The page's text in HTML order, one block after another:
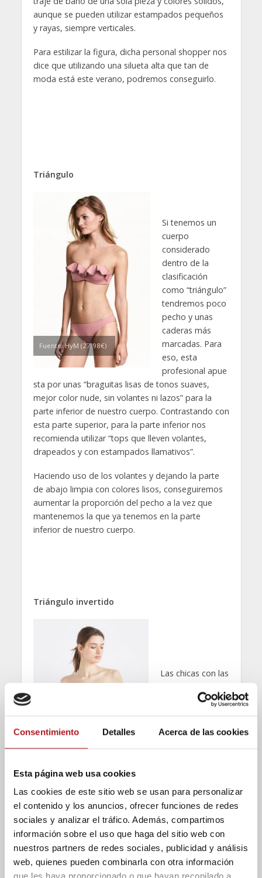
Consentimiento Detalles Acerca de las cookies
Esta página web usa cookies
Las cookies de este sitio web se usan para personalizar
el contenido y los anuncios, ofrecer funciones de redes
sociales y analizar el tráfico. Además, compartimos
información sobre el uso que haga del sitio web con
nuestros partners de redes sociales, publicidad y análisis
web, quienes pueden combinarla con otra información
aunque se pueden utilizar estampados pequeños
y rayas, siempre verticales.
Para estilizar la figura, dicha personal shopper nos
dice que utilizando una silueta alta que tan de
moda está este verano, podremos conseguirlo.
Triángulo
Fuente: HyM (27.98€)
Si tenemos un
cuerpo
considerado
dentro de la
clasificación
como “triángulo”
tendremos poco
pecho y unas
caderas más
marcadas. Para
eso, esta
profesional apue
sta por unas “braguitas lisas de tonos suaves,
mejor color nude, sin volantes ni lazos” para la
parte inferior de nuestro cuerpo. Contrastando con
esta parte superior, para la parte inferior nos
recomienda utilizar “tops que lleven volantes,
drapeados y con estampados llamativos”.
Haciendo uso de los volantes y dejando la parte
de abajo limpia con colores lisos, conseguiremos
aumentar la proporción del pecho a la vez que
mantenemos la que ya tenemos en la parte
inferior de nuestro cuerpo.
Triángulo invertido
(17.99€)
Las chicas con las
más anchas que
las caderas
pueden optar tal
a las chicas que
encuadran dentro de la tipología de “triángulo”.
Mónica nos dice que podemos optar por las
braguitas tipo culottey los tops de corte
bandeau